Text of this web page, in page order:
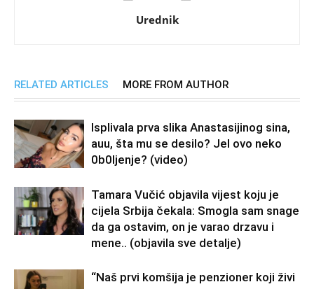
Urednik
RELATED ARTICLES MORE FROM AUTHOR
Isplivala prva slika Anastasijinog sina,
auu, šta mu se desilo? Jel ovo neko
0b0Ijenje? (video)
Tamara Vučić objavila vijest koju je
cijela Srbija čekala: Smogla sam snage
da ga ostavim, on je varao drzavu i
mene.. (objavila sve detalje)
“Naš prvi komšija je penzioner koji živi